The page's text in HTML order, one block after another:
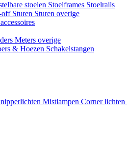
stoelen Stoelframes Stoelrails
off Sturen Sturen overige
Meters overige
& Hoezen Schakelstangen
Mistlampen Corner lichten